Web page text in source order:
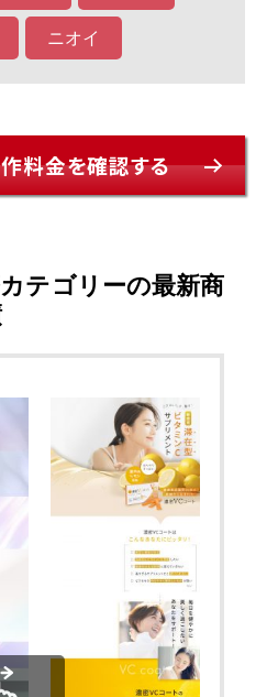
ニオイ
料金を確認する
テゴリーの最新商